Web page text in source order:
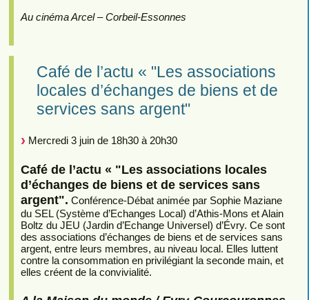
Au cinéma Arcel – Corbeil-Essonnes
Café de l’actu « "Les associations
locales d’échanges de biens et de
services sans argent"
Mercredi 3 juin de 18h30 à 20h30
Café de l’actu « "Les associations locales
d’échanges de biens et de services sans
argent". Conférence-Débat animée par Sophie Maziane
du SEL (Système d’Echanges Local) d’Athis-Mons et Alain
Boltz du JEU (Jardin d’Echange Universel) d’Évry. Ce sont
des associations d’échanges de biens et de services sans
argent, entre leurs membres, au niveau local. Elles luttent
contre la consommation en privilégiant la seconde main, et
elles créent de la convivialité.